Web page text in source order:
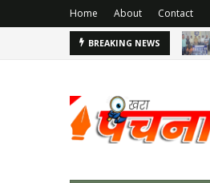
Home About Contact
BREAKING NEWS